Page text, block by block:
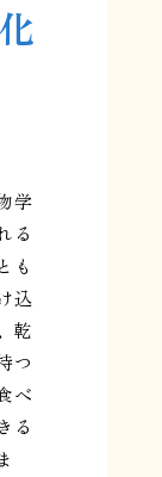
学
る
も
込
乾
つ
べ
る